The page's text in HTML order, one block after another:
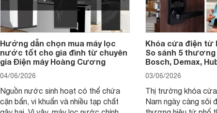
Hướng dẫn chọn mua máy lọc
nước tốt cho gia đình từ chuyên
gia Điện máy Hoàng Cương
04/06/2026
Nguồn nước sinh hoạt có thể chứa
cặn bẩn, vi khuẩn và nhiều tạp chất
Khóa cửa điện tử
So sánh 5 thương
Bosch, Demax,
03/06/2026
Thị trường khóa
Nam ngày càng sôi